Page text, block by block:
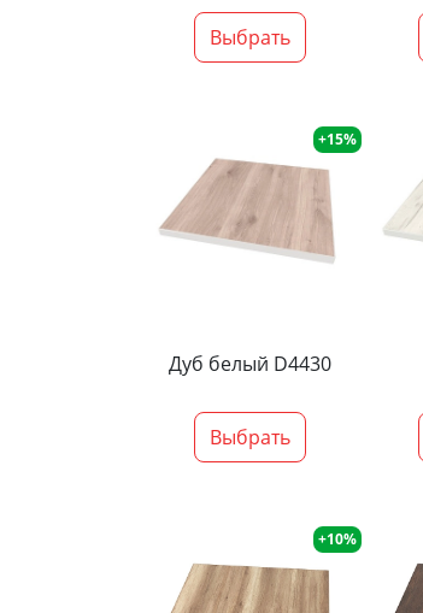
Выбрать
+15%
Дуб белый D4430
Выбрать
+10%